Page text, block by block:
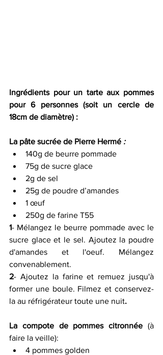
Ingrédients pour un tarte aux pommes
pour 6 personnes (soit un cercle de
18cm de diamètre) :
La pâte sucrée de Pierre Hermé :
140g de beurre pommade
75g de sucre glace
2g de sel
25g de poudre d’amandes
1 œuf
250g de farine T55
1- Mélangez le beurre pommade avec le
sucre glace et le sel. Ajoutez la poudre
d'amandes et l'oeuf. Mélangez
convenablement.
2- Ajoutez la farine et remuez jusqu'à
former une boule. Filmez et conservez-
la au réfrigérateur toute une nuit.
La compote de pommes citronnée (à
faire la veille):
4 pommes golden